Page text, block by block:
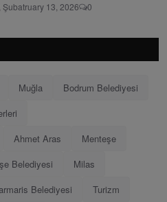
Şubatruary 13, 2026 0
Muğla
Bodrum Belediyesi
Ahmet Aras
Menteşe
Belediyesi
Milas
Belediyesi
Turizm